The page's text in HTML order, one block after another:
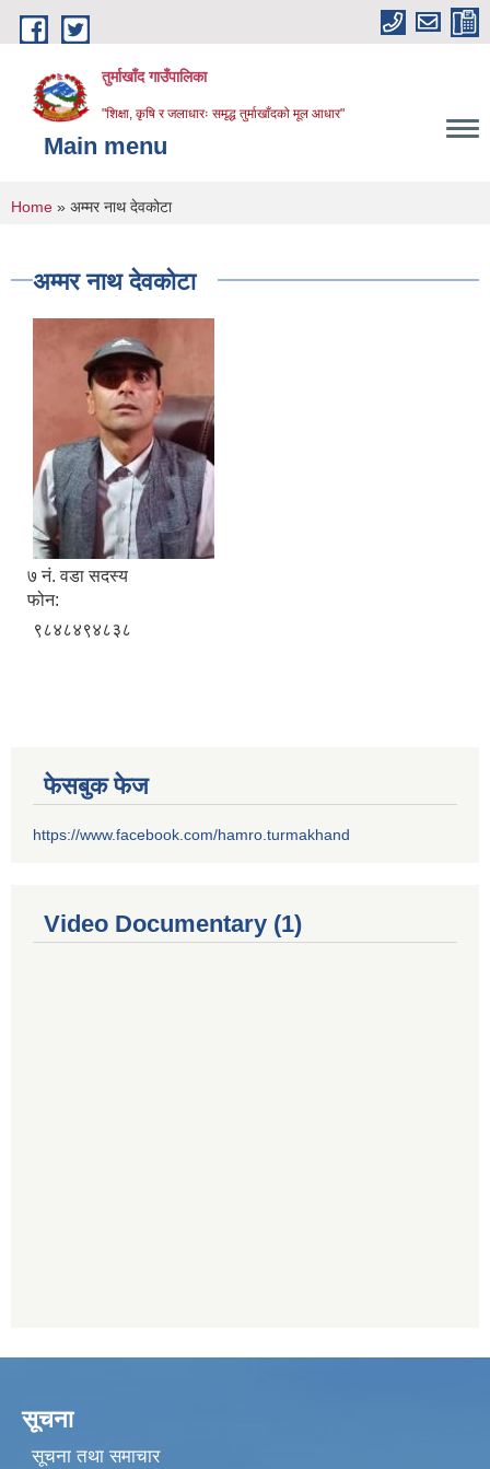
Skip to main content
तुर्माखाँद गाउँपालिका
"शिक्षा, कृषि र जलाधारः समृद्ध तुर्माखाँदको मूल आधार"
Main menu
You are here
Home » अम्मर नाथ देवकोटा
अम्मर नाथ देवकोटा
७ नं. वडा सदस्य
फोन:
९८४८४९४८३८
फेसबुक फेज
https://www.facebook.com/hamro.turmakhand
Video Documentary (1)
सूचना
सूचना तथा समाचार